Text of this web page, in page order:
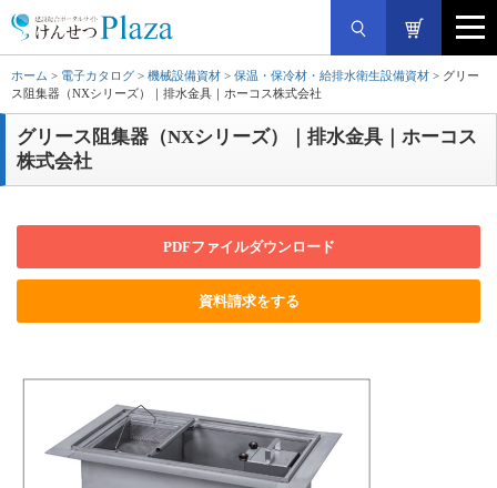
ホーム > 電子カタログ > 機械設備資材 > 保温・保冷材・給排水衛生設備資材 > グリー
ス阻集器（NXシリーズ）｜排水金具｜ホーコス株式会社
グリース阻集器（NXシリーズ）｜排水金具｜ホーコス
株式会社
PDFファイルダウンロード
資料請求をする